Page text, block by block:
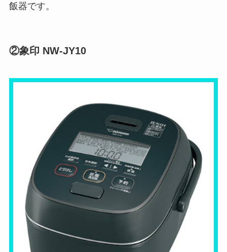
飯器です。
②象印 NW-JY10